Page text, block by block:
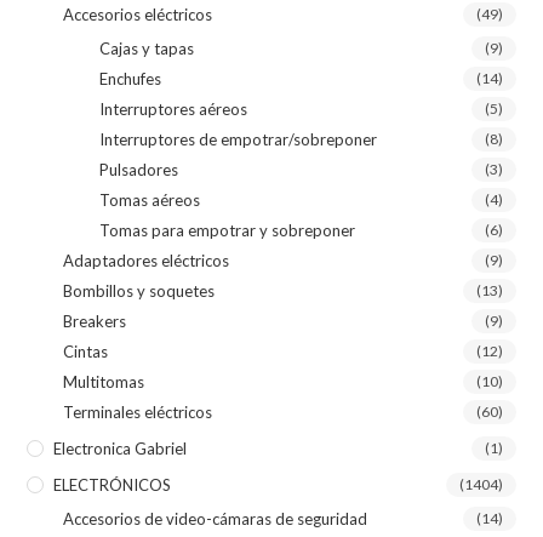
Accesorios eléctricos (49)
Cajas y tapas (9)
Enchufes (14)
Interruptores aéreos (5)
Interruptores de empotrar/sobreponer (8)
Pulsadores (3)
Tomas aéreos (4)
Tomas para empotrar y sobreponer (6)
Adaptadores eléctricos (9)
Bombillos y soquetes (13)
Breakers (9)
Cintas (12)
Multitomas (10)
Terminales eléctricos (60)
Electronica Gabriel (1)
ELECTRÓNICOS (1404)
Accesorios de video-cámaras de seguridad (14)